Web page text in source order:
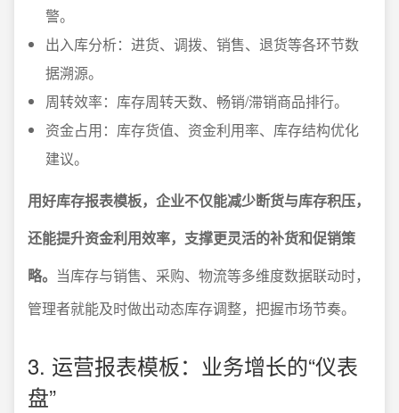
警。
出入库分析：进货、调拨、销售、退货等各环节数
据溯源。
周转效率：库存周转天数、畅销/滞销商品排行。
资金占用：库存货值、资金利用率、库存结构优化
建议。
用好库存报表模板，企业不仅能减少断货与库存积压，
还能提升资金利用效率，支撑更灵活的补货和促销策
略。 当库存与销售、采购、物流等多维度数据联动时，
管理者就能及时做出动态库存调整，把握市场节奏。
3. 运营报表模板：业务增长的“仪表
盘”